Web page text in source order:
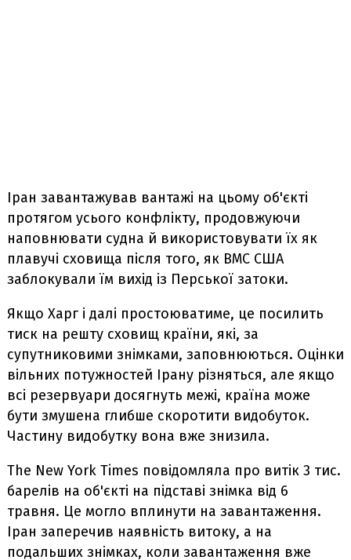
Іран завантажував вантажі на цьому об'єкті
протягом усього конфлікту, продовжуючи
наповнювати судна й використовувати їх як
плавучі сховища після того, як ВМС США
заблокували їм вихід із Перської затоки.
Якщо Харг і далі простоюватиме, це посилить
тиск на решту сховищ країни, які, за
супутниковими знімками, заповнюються. Оцінки
вільних потужностей Ірану різняться, але якщо
всі резервуари досягнуть межі, країна може
бути змушена глибше скоротити видобуток.
Частину видобутку вона вже знизила.
The New York Times повідомляла про витік 3 тис.
барелів на об'єкті на підставі знімка від 6
травня. Це могло вплинути на завантаження.
Іран заперечив наявність витоку, а на
подальших знімках, коли завантаження вже